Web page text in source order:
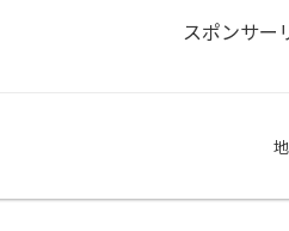
スポンサー